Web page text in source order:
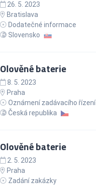
26. 5. 2023
Bratislava
Dodatečné informace
Slovensko
Olověné baterie
8. 5. 2023
Praha
Oznámení zadávacího řízení
Česká republika
Olověné baterie
2. 5. 2023
Praha
Zadání zakázky